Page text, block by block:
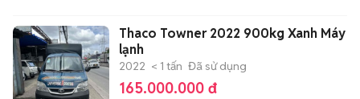
Thaco Towner 2022 900kg Xanh Máy
lạnh
2022 < 1 tấn Đã sử dụng
165.000.000 đ